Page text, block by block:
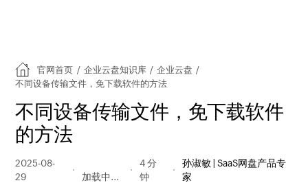
官网首页 / 企业云盘知识库 / 企业云盘 /
不同设备传输文件，免下载软件的方法
不同设备传输文件，免下载软件
的方法
2025-08-
29
量
4 分
钟
孙淑敏 | SaaS网盘产品专
家